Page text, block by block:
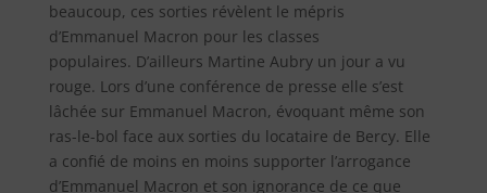
beaucoup, ces sorties révèlent le mépris
d’Emmanuel Macron pour les classes
populaires. D’ailleurs Martine Aubry un jour a vu
rouge. Lors d’une conférence de presse elle s’est
lâchée sur Emmanuel Macron, évoquant même son
ras-le-bol face aux sorties du locataire de Bercy. Elle
a confié de moins en moins supporter l’arrogance
d’Emmanuel Macron et son ignorance de ce que